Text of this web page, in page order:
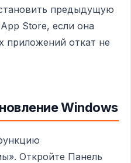
предыдущую
Store, если она
приложений откат не
Windows
Откройте Панель